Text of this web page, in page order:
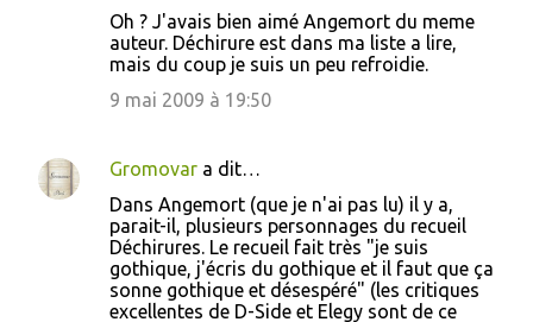
n
t
Oh ? J'avais bien aimé Angemort du meme
auteur. Déchirure est dans ma liste a lire,
mais du coup je suis un peu refroidie.
9 mai 2009 à 19:50
Gromovar a dit…
Dans Angemort (que je n'ai pas lu) il y a,
parait-il, plusieurs personnages du recueil
Déchirures. Le recueil fait très "je suis
gothique, j'écris du gothique et il faut que ça
sonne gothique et désespéré" (les critiques
excellentes de D-Side et Elegy sont de ce